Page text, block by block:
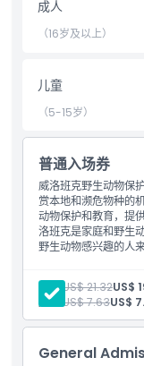
威洛班克野生动物保
生动物的人的理想选
为家庭、野生动物爱
亮点
包含项
儿童成人政策
营业时间
成人
（16岁及以上）
儿童
（5-15岁）
普通入场券
威洛班克野生动物保
赏本地和濒危物种的
动物保护和教育，提
洛班克是家庭和野生
野生动物感兴趣的人
入场券：威洛班
讲英语的工作人
成人: US$ 21.32US$
儿童:
US$ 7.63US$
General